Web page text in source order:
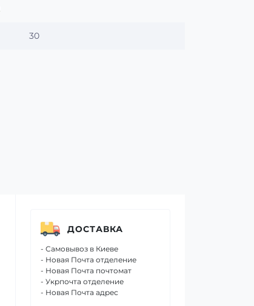
30
ДОСТАВКА
- Самовывоз в Киеве
- Новая Почта отделение
- Новая Почта почтомат
- Укрпочта отделение
- Новая Почта адрес